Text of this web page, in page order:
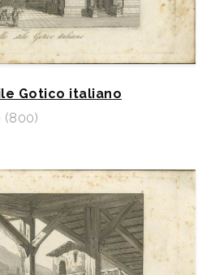
Gotico italiano
(800)